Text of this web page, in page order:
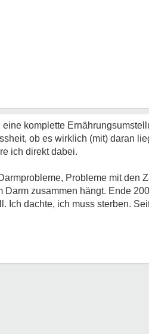
komplette
ob es wirklich (mit) daran
ich direkt dabei.
Probleme mit den
Darm zusammen hängt. Ende
Ich dachte, ich muss sterben.